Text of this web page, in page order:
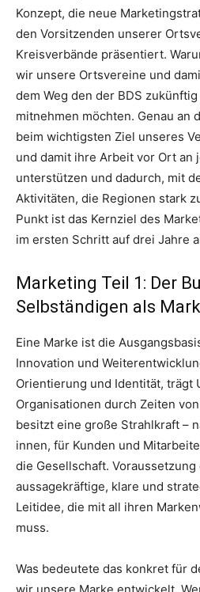
Konzept, die neue
den Vorsitzenden unserer
Kreisverbände präsentiert.
wir unsere Ortsvereine und
dem Weg den der BDS
mitnehmen möchten. Genau an
beim wichtigsten Ziel unseres
und damit ihre Arbeit vor Ort an
unterstützen und dadurch, mit
Aktivitäten, die Regionen stark
Punkt ist das Kernziel des
im ersten Schritt auf drei Jahre
Marketing Teil 1: Der
Selbständigen als
Eine Marke ist die
Innovation und
Orientierung und Identität, trägt
Organisationen durch Zeiten
besitzt eine große Strahlkraft –
innen, für Kunden und
die Gesellschaft.
aussagekräftige, klare und
Leitidee, die mit all ihren
muss.
Was bedeutete das konkret für